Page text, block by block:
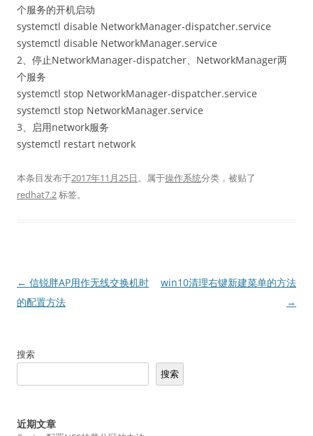
个服务的开机启动
systemctl disable NetworkManager-dispatcher.service
systemctl disable NetworkManager.service
2、停止NetworkManager-dispatcher、NetworkManager两
个服务
systemctl stop NetworkManager-dispatcher.service
systemctl stop NetworkManager.service
3、启用network服务
systemctl restart network
本条目发布于2017年11月25日。属于操作系统分类，被贴了
redhat7.2标签。
文
章
← 信锐胖AP用作无线交换机时
的配置方法
win10清理右键新建菜单的方法
→
搜索
搜索
近期文章